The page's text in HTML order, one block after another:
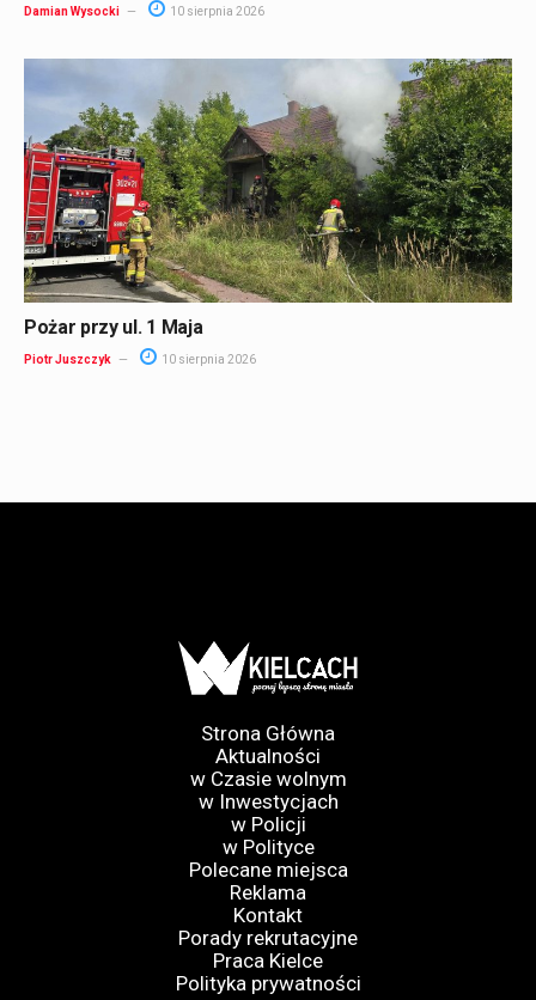
Damian Wysocki 10 sierpnia 2026
Pożar przy ul. 1 Maja
Piotr Juszczyk 10 sierpnia 2026
Strona Główna
Aktualności
w Czasie wolnym
w Inwestycjach
w Policji
w Polityce
Polecane miejsca
Reklama
Kontakt
Porady rekrutacyjne
Praca Kielce
Polityka prywatności